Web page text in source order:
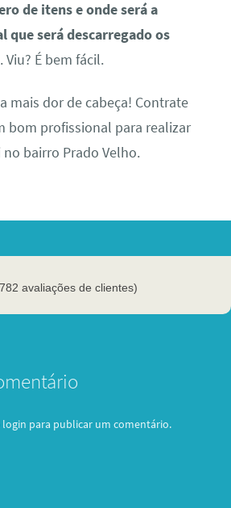
de itens e onde será a
que será descarregado os
. Viu? É bem fácil.
mais dor de cabeça! Contrate
bom profissional para realizar
bairro Prado Velho.
avaliações de clientes)
login para publicar um comentário.